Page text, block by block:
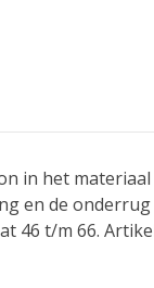
in het materiaal
en de
46 t/m 66.